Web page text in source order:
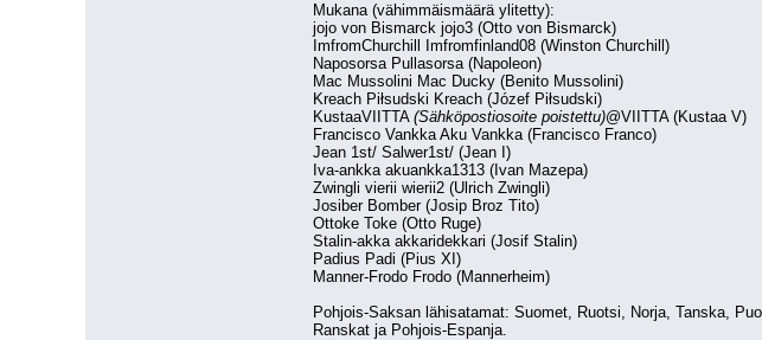
Mukana (vähimmäismäärä ylitetty):
jojo von Bismarck jojo3 (Otto von Bismarck)
ImfromChurchill Imfromfinland08 (Winston Churchill)
Naposorsa Pullasorsa (Napoleon)
Mac Mussolini Mac Ducky (Benito Mussolini)
Kreach Piłsudski Kreach (Józef Piłsudski)
KustaaVIITTA (Sähköpostiosoite poistettu)@VIITTA (Kustaa V)
Francisco Vankka Aku Vankka (Francisco Franco)
Jean 1st/ Salwer1st/ (Jean I)
Iva-ankka akuankka1313 (Ivan Mazepa)
Zwingli vierii wierii2 (Ulrich Zwingli)
Josiber Bomber (Josip Broz Tito)
Ottoke Toke (Otto Ruge)
Stalin-akka akkaridekkari (Josif Stalin)
Padius Padi (Pius XI)
Manner-Frodo Frodo (Mannerheim)
Pohjois-Saksan lähisatamat: Suomet, Ruotsi, Norja, Tanska,
Ranskat ja Pohjois-Espanja.